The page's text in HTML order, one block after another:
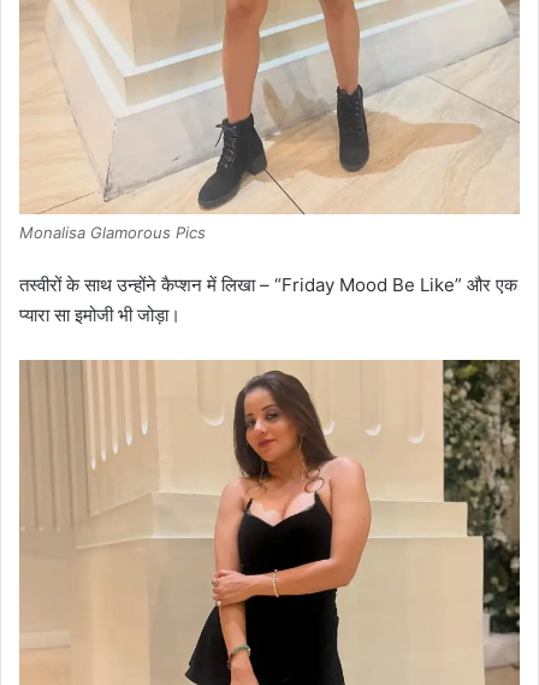
Monalisa Glamorous Pics
तस्वीरों के साथ उन्होंने कैप्शन में लिखा – “Friday Mood Be Like” और एक
प्यारा सा इमोजी भी जोड़ा।